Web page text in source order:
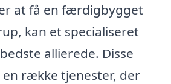
at få en færdigbygget
kan et specialiseret
allierede. Disse
række tjenester, der